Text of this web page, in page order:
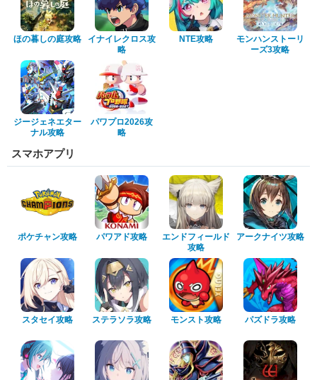
ほの暮しの庭攻略
イナイレクロス攻
略
NTE攻略
モンハンストーリ
ーズ3攻略
ジージェネエター
ナル攻略
パワプロ2026攻
略
スマホアプリ
ポケチャン攻略 パワアド攻略
エンドフィールド
攻略
アークナイツ攻略
スタセイ攻略 ステラソラ攻略 モンスト攻略 パズドラ攻略